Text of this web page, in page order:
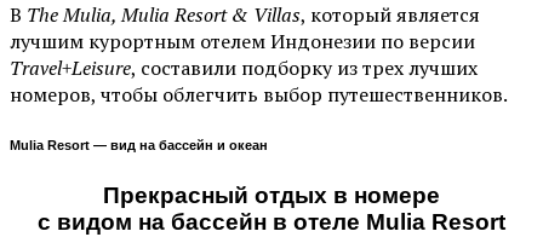
В The Mulia, Mulia Resort & Villas, который является
лучшим курортным отелем Индонезии по версии
Travel+Leisure, составили подборку из трех лучших
номеров, чтобы облегчить выбор путешественников.
Mulia Resort — вид на бассейн и океан
Прекрасный отдых в номере
c видом на бассейн в отеле Mulia Resort